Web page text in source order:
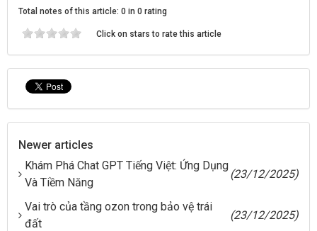
Total notes of this article: 0 in 0 rating
Click on stars to rate this article
Newer articles
Khám Phá Chat GPT Tiếng Việt: Ứng Dụng
Và Tiềm Năng
(23/12/2025)
Vai trò của tầng ozon trong bảo vệ trái
đất
(23/12/2025)